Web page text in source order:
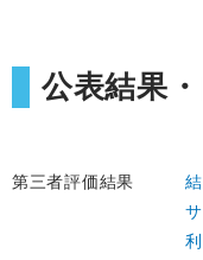
公表結果
第三者評価結果